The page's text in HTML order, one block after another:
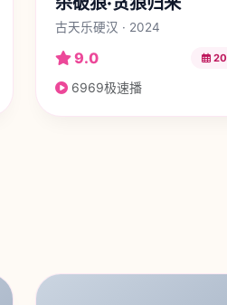
古天乐硬汉 · 2024
9.0
6969极速播